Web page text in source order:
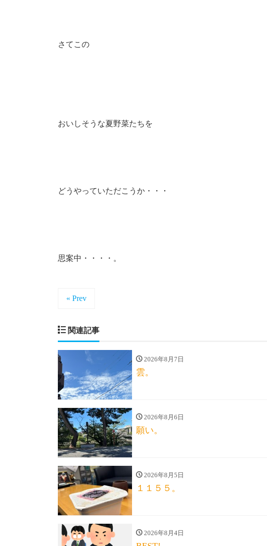
さてこの
おいしそうな夏野菜たちを
どうやっていただこうか・・・
思案中・・・・。
« Prev
関連記事
2026年8月7日
雲。
2026年8月6日
願い。
2026年8月5日
１１５５。
2026年8月4日